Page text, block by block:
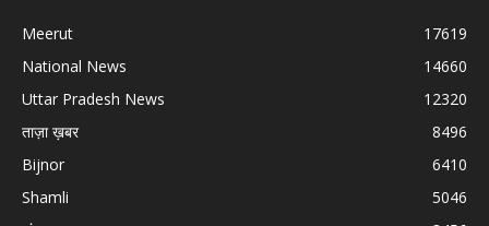
Meerut
17619
National News
14660
Uttar Pradesh News
12320
ताज़ा ख़बर
8496
Bijnor
6410
Shamli
5046